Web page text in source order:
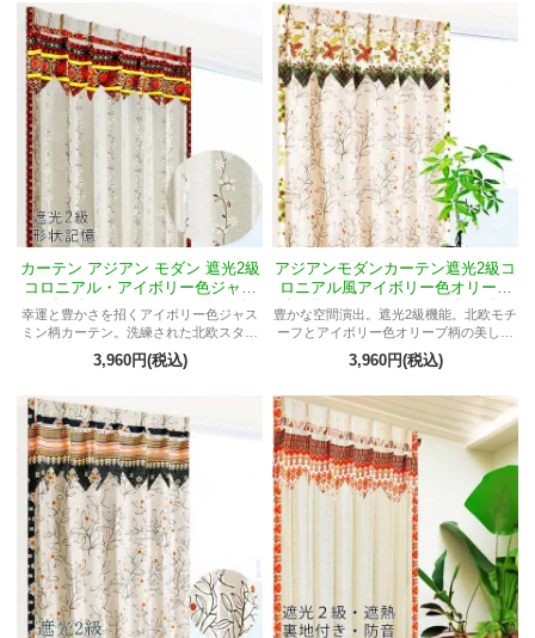
カーテン アジアン モダン 遮光2級
コロニアル・アイボリー色ジャス
ミン柄《ASチロルMテルティナ》
幸運と豊かさを招くアイボリー色ジャス
ミン柄カーテン。洗練された北欧スタイ
ルで高級感と機能性を兼ね備え、安眠を
サポートします。
3,960円(税込)
アジアンモダンカーテン遮光2級コ
ロニアル風アイボリー色オリーブ
柄《ASナッツMフィルダウス》
豊かな空間演出。遮光2級機能。北欧モチ
ーフとアイボリー色オリーブ柄の美しい
コラボレーション。形状記憶素材で美し
いドレープを持続。北欧風インテリアに
的なカーテン。
3,960円(税込)